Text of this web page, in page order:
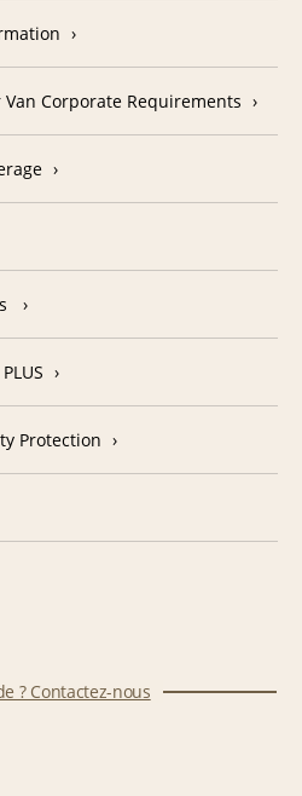
Van Corporate Requirements
Protection
? Contactez-nous